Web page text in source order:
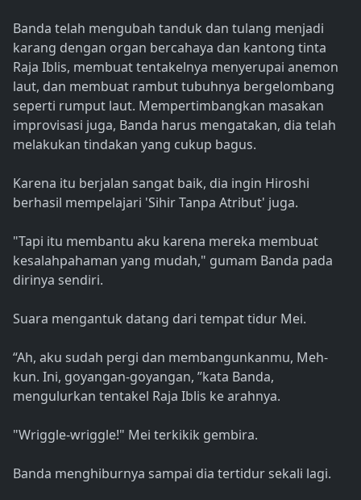
Banda telah mengubah tanduk dan tulang menjadi
karang dengan organ bercahaya dan kantong tinta
Raja Iblis, membuat tentakelnya menyerupai anemon
laut, dan membuat rambut tubuhnya bergelombang
seperti rumput laut. Mempertimbangkan masakan
improvisasi juga, Banda harus mengatakan, dia telah
melakukan tindakan yang cukup bagus.
Karena itu berjalan sangat baik, dia ingin Hiroshi
berhasil mempelajari 'Sihir Tanpa Atribut' juga.
"Tapi itu membantu aku karena mereka membuat
kesalahpahaman yang mudah," gumam Banda pada
dirinya sendiri.
Suara mengantuk datang dari tempat tidur Mei.
“Ah, aku sudah pergi dan membangunkanmu, Meh-
kun. Ini, goyangan-goyangan, ”kata Banda,
mengulurkan tentakel Raja Iblis ke arahnya.
"Wriggle-wriggle!" Mei terkikik gembira.
Banda menghiburnya sampai dia tertidur sekali lagi.